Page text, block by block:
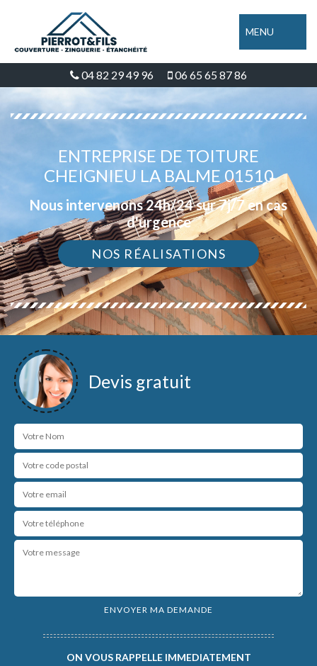
MENU
04 82 29 49 96 06 65 65 87 86
ENTREPRISE DE TOITURE
CHEIGNIEU LA BALME 01510
Nous intervenons 24h/24 sur 7j/7 en cas
d'urgence
NOS RÉALISATIONS
Devis gratuit
ON VOUS RAPPELLE IMMEDIATEMENT